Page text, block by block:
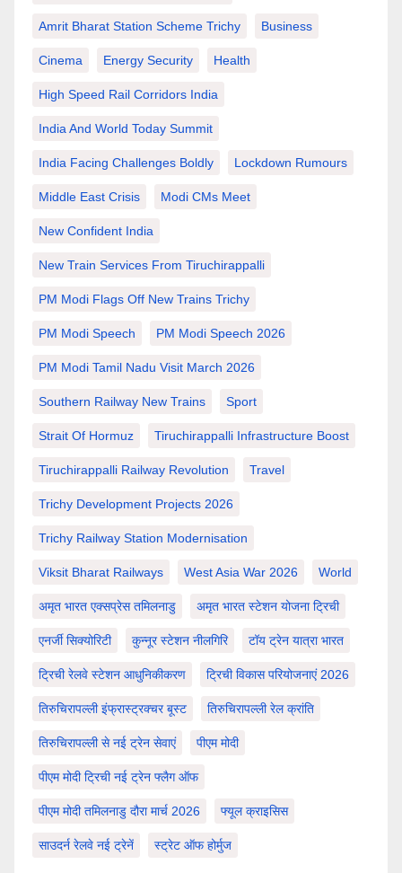
Amrit Bharat Station Scheme Trichy Business
Cinema Energy Security Health
High Speed Rail Corridors India
India And World Today Summit
India Facing Challenges Boldly Lockdown Rumours
Middle East Crisis Modi CMs Meet
New Confident India
New Train Services From Tiruchirappalli
PM Modi Flags Off New Trains Trichy
PM Modi Speech PM Modi Speech 2026
PM Modi Tamil Nadu Visit March 2026
Southern Railway New Trains Sport
Strait Of Hormuz Tiruchirappalli Infrastructure Boost
Tiruchirappalli Railway Revolution Travel
Trichy Development Projects 2026
Trichy Railway Station Modernisation
Viksit Bharat Railways West Asia War 2026 World
अमृत भारत एक्सप्रेस तमिलनाडु अमृत भारत स्टेशन योजना ट्रिची
एनर्जी सिक्योरिटी कुन्नूर स्टेशन नीलगिरि टॉय ट्रेन यात्रा भारत
ट्रिची रेलवे स्टेशन आधुनिकीकरण ट्रिची विकास परियोजनाएं 2026
तिरुचिरापल्ली इंफ्रास्ट्रक्चर बूस्ट तिरुचिरापल्ली रेल क्रांति
तिरुचिरापल्ली से नई ट्रेन सेवाएं पीएम मोदी
पीएम मोदी ट्रिची नई ट्रेन फ्लैग ऑफ
पीएम मोदी तमिलनाडु दौरा मार्च 2026 फ्यूल क्राइसिस
साउदर्न रेलवे नई ट्रेनें स्ट्रेट ऑफ होर्मुज